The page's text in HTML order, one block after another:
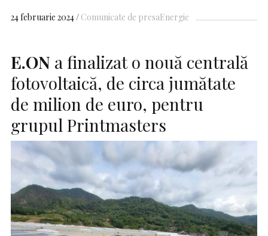
24 februarie 2024 Comunicate de presaEnergie
E.ON a finalizat o nouă centrală
fotovoltaică, de circa jumătate
de milion de euro, pentru
grupul Printmasters